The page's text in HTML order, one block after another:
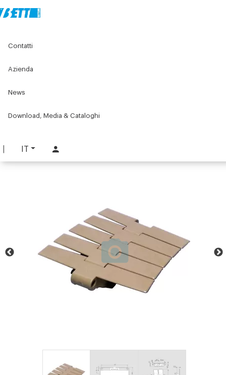
IT
Contatti
Azienda
News
Download, Media & Cataloghi
Catene per nastri trasportatori
RICHIEDI INFORMAZIONI